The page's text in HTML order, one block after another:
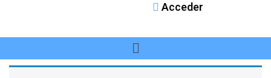
Acceder